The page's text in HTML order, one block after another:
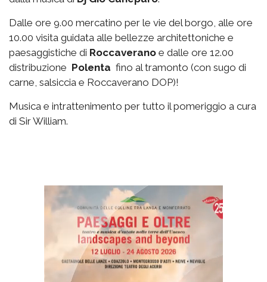
Dalle ore 9.00 mercatino per le vie del borgo, alle ore
10.00 visita guidata alle bellezze architettoniche e
paesaggistiche di Roccaverano e dalle ore 12.00
distribuzione Polenta fino al tramonto (con sugo di
carne, salsiccia e Roccaverano DOP)!
Musica e intrattenimento per tutto il pomeriggio a cura
di Sir William.